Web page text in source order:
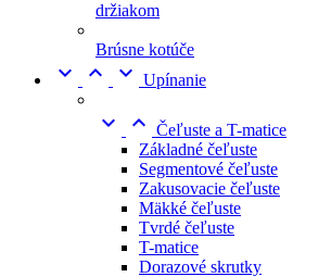
držiakom
Brúsne kotúče
   Upínanie
  Čeľuste a T-matice
Základné čeľuste
Segmentové čeľuste
Zakusovacie čeľuste
Mäkké čeľuste
Tvrdé čeľuste
T-matice
Dorazové skrutky